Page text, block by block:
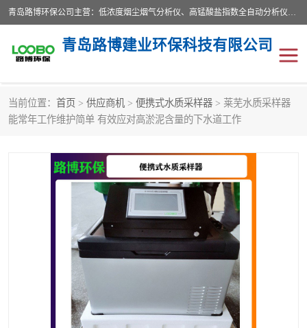
青岛路博环保公司主营：低浓度烟尘烟气分析仪、高锰酸盐指数全自动分析仪、便携式超声波明渠流量计、便携式水质采样器、恒温恒湿称重系统、手持式油烟检测仪等;是一家集环保科研、设计、生产、维护、销售和系统集成为一体的综合性高科技企业。路博人秉承"科学技术是第一生产力的重要理念，倡导环境友好型的生产、生活和消费方式。
青岛路博建业环保科技有限公司
当前位置： 首页 > 供应商机 > 便携式水质采样器 > 莱芜水质采样器
能常年工作维护简单 有效应对高淤泥含量的下水道工作
生物安全柜 气体检测仪
水质检测仪 手持式油烟检测仪
恒温恒湿称重系统 二恶英采集器
LB-8110降水降尘采样器
便携式水质采样器 LB-7035油气回收
便携式超声波明渠流量计 大气环境采样器
LB-4200高锰酸盐指数仪 LB-62便携式烟气分析仪